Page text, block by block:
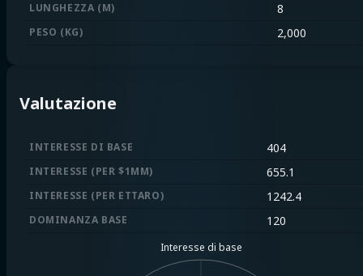
LUNGHEZZA (M) 8
PESO (KG) 2,000
Valutazione
INTERESSE DI BASE 404
INTERESSE (PER $1MM) 655.1
INTERESSE (PER ETTARO) 1242.4
DOMINANZA BASE 120
Interesse di base